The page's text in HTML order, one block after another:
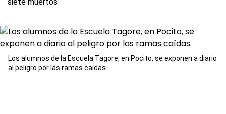
Los alumnos de la Escuela Tagore, en Pocito, se exponen a diario
al peligro por las ramas caídas.